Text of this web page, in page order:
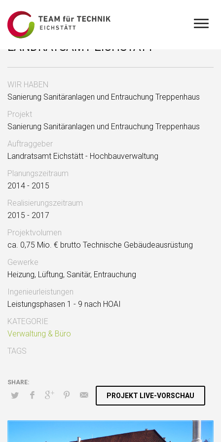
LANDRATSAMT EICHSTÄTT
WIR HABEN
Sanierung Sanitäranlagen und Entrauchung Treppenhaus
Projekt
Sanierung Sanitäranlagen und Entrauchung Treppenhaus
Auftraggeber
Landratsamt Eichstätt - Hochbauverwaltung
Planungszeitraum
2014 - 2015
Realisierungszeitraum
2015 - 2017
Projektvolumen
ca. 0,75 Mio. € brutto Technische Gebäudeausrüstung
Gewerke
Heizung, Lüftung, Sanitär, Entrauchung
Ingenieurleistungen
Leistungsphasen 1 - 9 nach HOAI
KATEGORIE
Verwaltung & Büro
TAGS
PROJEKT LIVE-VORSCHAU